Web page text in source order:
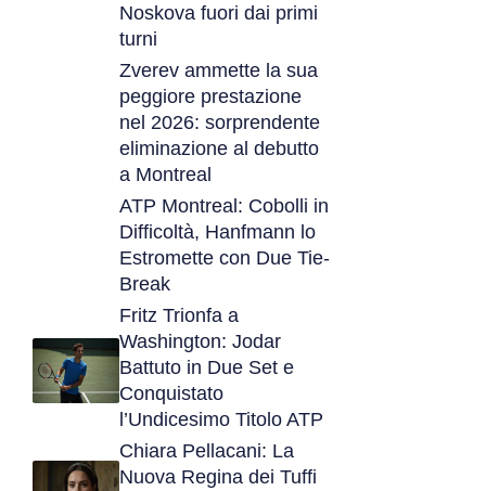
Noskova fuori dai primi
turni
Zverev ammette la sua
peggiore prestazione
nel 2026: sorprendente
eliminazione al debutto
a Montreal
ATP Montreal: Cobolli in
Difficoltà, Hanfmann lo
Estromette con Due Tie-
Break
Fritz Trionfa a
Washington: Jodar
Battuto in Due Set e
Conquistato
l’Undicesimo Titolo ATP
Chiara Pellacani: La
Nuova Regina dei Tuffi